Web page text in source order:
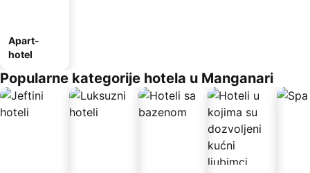
Apart-
hotel
Popularne kategorije hotela u Manganari